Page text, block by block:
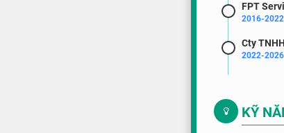
FPT
2016-2022
Cty
2022-2026
KỸ